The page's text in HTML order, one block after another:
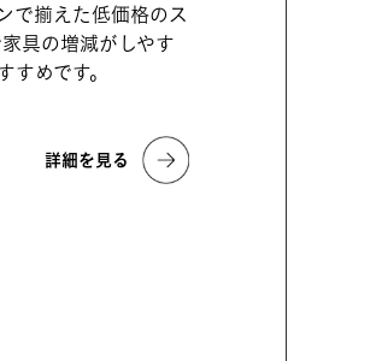
で揃えた低価格のス
具の増減がしやす
めです。
詳細を見る